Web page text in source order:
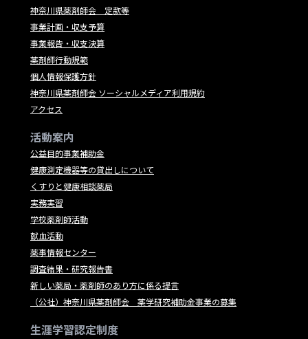
神奈川県薬剤師会 定款等
事業計画・収支予算
事業報告・収支決算
薬剤師行動規範
個人情報保護方針
神奈川県薬剤師会 ソーシャルメディア利用規約
アクセス
活動案内
公益目的事業補助金
健康測定機器等の貸出しについて
くすりと健康相談薬局
実務実習
学校薬剤師活動
献血活動
薬事情報センター
調査結果・研究報告書
新しい薬局・薬剤師のあり方に係る提言
（公社）神奈川県薬剤師会 薬学研究補助金事業の募集
生涯学習認定制度